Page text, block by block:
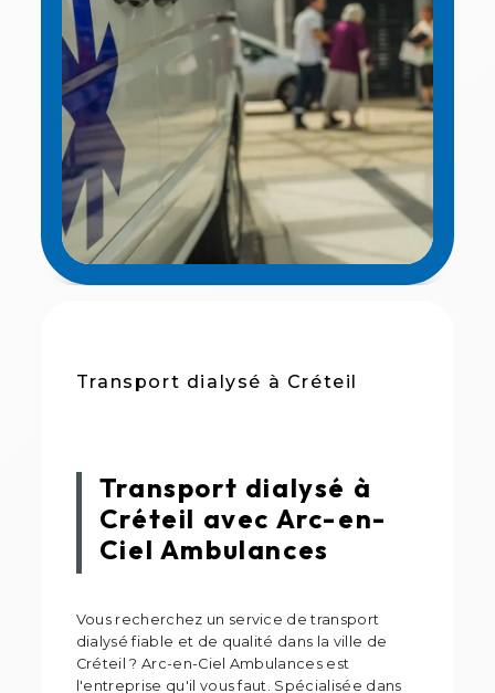
Transport dialysé à Créteil
Transport dialysé à
Créteil avec Arc-en-
Ciel Ambulances
Vous recherchez un service de transport
dialysé fiable et de qualité dans la ville de
Créteil ? Arc-en-Ciel Ambulances est
l'entreprise qu'il vous faut. Spécialisée dans